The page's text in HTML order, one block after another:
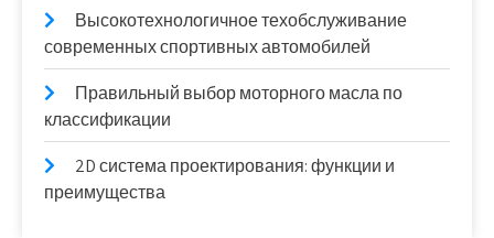
Высокотехнологичное техобслуживание
современных спортивных автомобилей
Правильный выбор моторного масла по
классификации
2D система проектирования: функции и
преимущества